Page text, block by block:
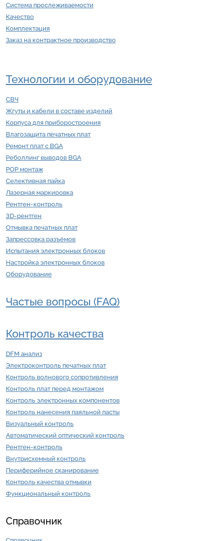
Система прослеживаемости
Качество
Комплектация
Заказ на контрактное производство
Технологии и оборудование
СВЧ
Жгуты и кабели в составе изделий
Корпуса для приборостроения
Влагозащита печатных плат
Ремонт плат с BGA
Реболлинг выводов BGA
POP монтаж
Селективная пайка
Лазерная маркировка
Рентген-контроль
3D-рентген
Отмывка печатных плат
Запрессовка разъёмов
Испытания электронных блоков
Настройка электронных блоков
Оборудование
Частые вопросы (FAQ)
Контроль качества
DFM анализ
Электроконтроль печатных плат
Контроль волнового сопротивления
Контроль плат перед монтажом
Контроль электронных компонентов
Контроль нанесения паяльной пасты
Визуальный контроль
Автоматический оптический контроль
Рентген-контроль
Внутрисхемный контроль
Периферийное сканирование
Контроль качества отмывки
Функциональный контроль
Справочник